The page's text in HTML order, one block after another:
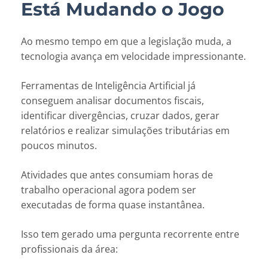
Está Mudando o Jogo
Ao mesmo tempo em que a legislação muda, a
tecnologia avança em velocidade impressionante.
Ferramentas de Inteligência Artificial já
conseguem analisar documentos fiscais,
identificar divergências, cruzar dados, gerar
relatórios e realizar simulações tributárias em
poucos minutos.
Atividades que antes consumiam horas de
trabalho operacional agora podem ser
executadas de forma quase instantânea.
Isso tem gerado uma pergunta recorrente entre
profissionais da área: